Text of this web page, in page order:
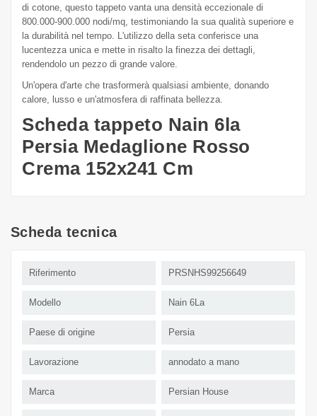
di cotone, questo tappeto vanta una densità eccezionale di
800.000-900.000 nodi/mq, testimoniando la sua qualità superiore e
la durabilità nel tempo. L'utilizzo della seta conferisce una
lucentezza unica e mette in risalto la finezza dei dettagli,
rendendolo un pezzo di grande valore.
Un'opera d'arte che trasformerà qualsiasi ambiente, donando
calore, lusso e un'atmosfera di raffinata bellezza.
Scheda tappeto Nain 6la
Persia Medaglione Rosso
Crema 152x241 Cm
Scheda tecnica
Riferimento PRSNHS99256649
Modello Nain 6La
Paese di origine Persia
Lavorazione annodato a mano
Marca Persian House